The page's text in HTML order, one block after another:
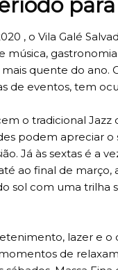
, o Vila Galé
música,
quente do
de eventos, tem
o tradicional
podem apreciar
Já às sextas é a
ao final de
sol com uma trilha
lazer e
de